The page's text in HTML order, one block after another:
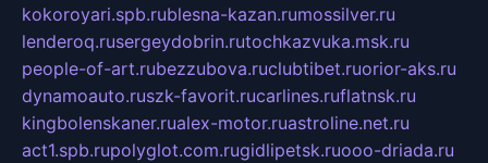
kokoroyari.spb.rublesna-kazan.rumossilver.ru
lenderoq.rusergeydobrin.rutochkazvuka.msk.ru
people-of-art.rubezzubova.ruclubtibet.ruorior-aks.ru
dynamoauto.ruszk-favorit.rucarlines.ruflatnsk.ru
kingbolenskaner.rualex-motor.ruastroline.net.ru
act1.spb.rupolyglot.com.rugidlipetsk.ruooo-driada.ru